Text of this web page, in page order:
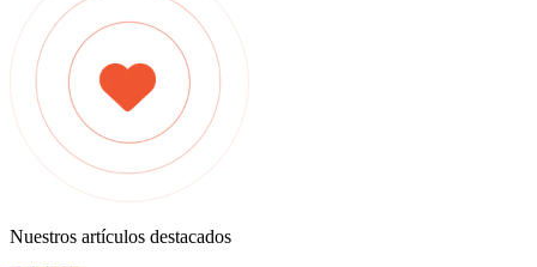
Nuestros artículos destacados